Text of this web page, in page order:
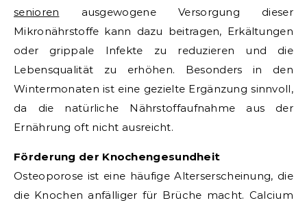
senioren ausgewogene Versorgung dieser
Mikronährstoffe kann dazu beitragen, Erkältungen
oder grippale Infekte zu reduzieren und die
Lebensqualität zu erhöhen. Besonders in den
Wintermonaten ist eine gezielte Ergänzung sinnvoll,
da die natürliche Nährstoffaufnahme aus der
Ernährung oft nicht ausreicht.
Förderung der Knochengesundheit
Osteoporose ist eine häufige Alterserscheinung, die
die Knochen anfälliger für Brüche macht. Calcium